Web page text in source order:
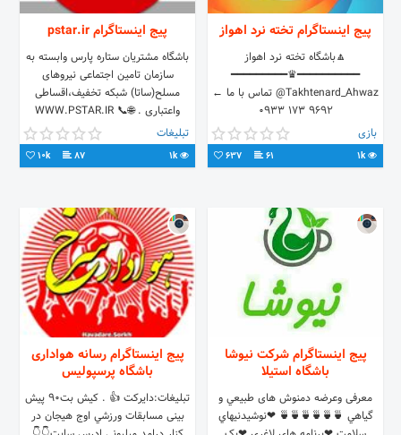
پیج اینستاگرام تخته نرد اهواز
🔼باشگاه تخته نرد اهواز
━━━━━━━━━━♛━━━━━━━━━
Takhtenard_Ahwaz@ تماس با ما ←
━━━━━━━━━━♛━━━━━━━━━ ✓کانال
تـلـگـــرام 👇 Takhtenard_Ahvaz@
بازی
1k
61
637
پیج اینستاگرام pstar.ir
باشگاه مشتریان ستاره پارس وابسته به
سازمان تامین اجتماعی نیروهای
مسلح(ساتا) شبکه تخفیف،اقساطی
واعتباری . 🌐WWW.PSTAR.IR 📞
۰۲۱_۴۹۲۵۱
تبلیغات
1k
87
10k
پیج اینستاگرام شرکت نیوشا
باشگاه استیلا
معرفی وعرضه دمنوش های طبيعي و
گياهي 🍵🍵🍵🍵🍵🍵 ❤نوشيدنيهاي
پیج اینستاگرام رسانه هواداری
باشگاه پرسپولیس
تبلیغات:دایرکت 👍 . کیش بت۹۰ پيش
بينی مسابقات ورزشي اوج هیجان در